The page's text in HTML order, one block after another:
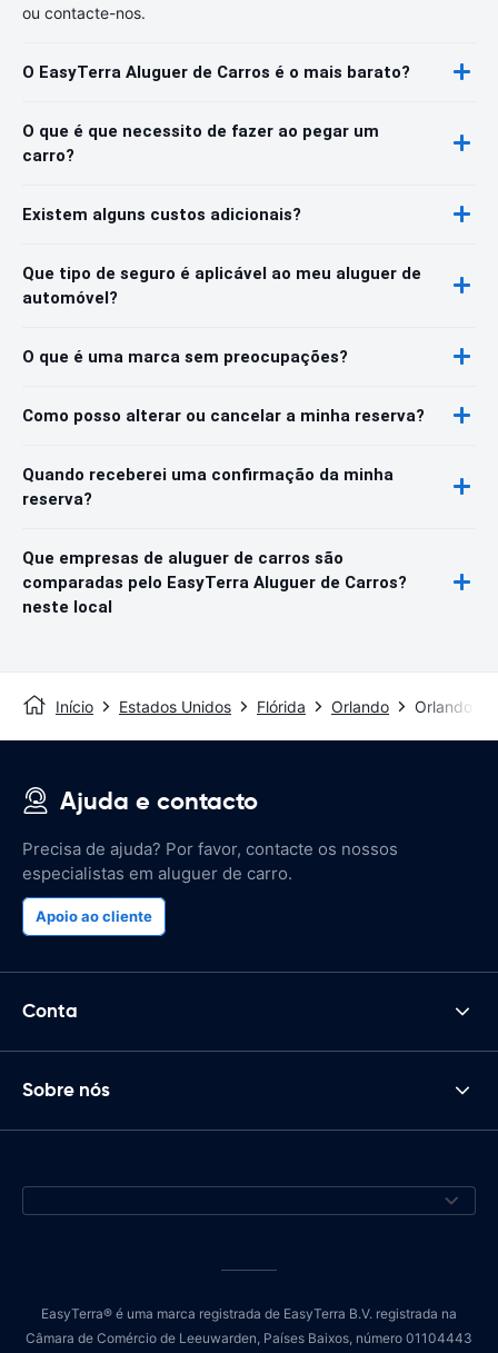
ou contacte-nos.
O EasyTerra Aluguer de Carros é o mais barato?
O que é que necessito de fazer ao pegar um
carro?
Existem alguns custos adicionais?
Que tipo de seguro é aplicável ao meu aluguer de
automóvel?
O que é uma marca sem preocupações?
Como posso alterar ou cancelar a minha reserva?
Quando receberei uma confirmação da minha
reserva?
Que empresas de aluguer de carros são
comparadas pelo EasyTerra Aluguer de Carros?
neste local
Início Estados Unidos Flórida Orlando Orlando
Ajuda e contacto
Precisa de ajuda? Por favor, contacte os nossos
especialistas em aluguer de carro.
Apoio ao cliente
Conta
Sobre nós
EasyTerra® é uma marca registrada de EasyTerra B.V. registrada na
Câmara de Comércio de Leeuwarden, Países Baixos, número 01104443